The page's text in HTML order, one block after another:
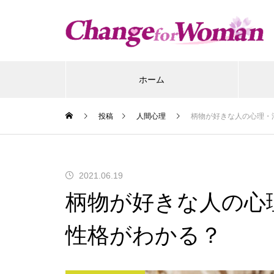
ホーム
投稿 人間心理 柄物が好きな人の心理
2021.06.19
柄物が好きな人の
性格がわかる？